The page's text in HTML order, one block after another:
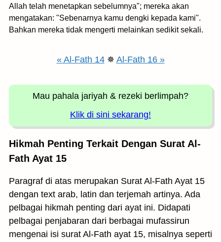
Allah telah menetapkan sebelumnya"; mereka akan
mengatakan: "Sebenarnya kamu dengki kepada kami".
Bahkan mereka tidak mengerti melainkan sedikit sekali.
« Al-Fath 14✵ Al-Fath 16 »
Mau pahala jariyah & rezeki berlimpah?
Klik di sini sekarang!
Hikmah Penting Terkait Dengan Surat Al-
Fath Ayat 15
Paragraf di atas merupakan Surat Al-Fath Ayat 15
dengan text arab, latin dan terjemah artinya. Ada
pelbagai hikmah penting dari ayat ini. Didapati
pelbagai penjabaran dari berbagai mufassirun
mengenai isi surat Al-Fath ayat 15, misalnya seperti